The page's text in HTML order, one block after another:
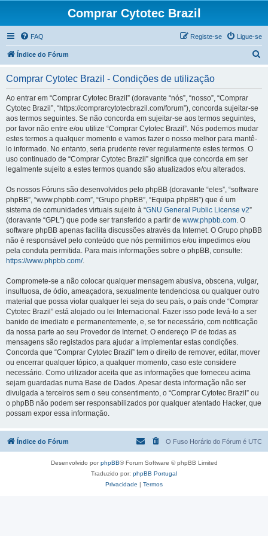
Comprar Cytotec Brazil
FAQ Ligue-se
Registe-se
Índice do Fórum
Comprar Cytotec Brazil - Condições de utilização
Ao entrar em “Comprar Cytotec Brazil” (doravante “nós”, “nosso”, “Comprar
Cytotec Brazil”, “https://comprarcytotecbrazil.com/forum”), concorda sujeitar-se
aos termos seguintes. Se não concorda em sujeitar-se aos termos seguintes,
por favor não entre e/ou utilize “Comprar Cytotec Brazil”. Nós podemos mudar
estes termos a qualquer momento e vamos fazer o nosso melhor para mantê-
lo informado. No entanto, seria prudente rever regularmente estes termos. O
uso continuado de “Comprar Cytotec Brazil” significa que concorda em ser
legalmente sujeito a estes termos quando são atualizados e/ou alterados.
Os nossos Fóruns são desenvolvidos pelo phpBB (doravante “eles”, “software
phpBB”, “www.phpbb.com”, “Grupo phpBB”, “Equipa phpBB”) que é um
sistema de comunidades virtuais sujeito à “GNU General Public License v2”
(doravante “GPL”) que pode ser transferido a partir de www.phpbb.com. O
software phpBB apenas facilita discussões através da Internet. O Grupo phpBB
não é responsável pelo conteúdo que nós permitimos e/ou impedimos e/ou
pela conduta permitida. Para mais informações sobre o phpBB, consulte:
https://www.phpbb.com/.
Compromete-se a não colocar qualquer mensagem abusiva, obscena, vulgar,
insultuosa, de ódio, ameaçadora, sexualmente tendenciosa ou qualquer outro
material que possa violar qualquer lei seja do seu país, o país onde “Comprar
Cytotec Brazil” está alojado ou lei Internacional. Fazer isso pode levá-lo a ser
banido de imediato e permanentemente, e, se for necessário, com notificação
da nossa parte ao seu Provedor de Internet. O endereço IP de todas as
mensagens são registados para ajudar a implementar estas condições.
Concorda que “Comprar Cytotec Brazil” tem o direito de remover, editar, mover
ou encerrar qualquer tópico, a qualquer momento, caso este considere
necessário. Como utilizador aceita que as informações que forneceu acima
sejam guardadas numa Base de Dados. Apesar desta informação não ser
divulgada a terceiros sem o seu consentimento, o “Comprar Cytotec Brazil” ou
o phpBB não podem ser responsabilizados por qualquer atentado Hacker, que
possam expor essa informação.
Índice do Fórum O Fuso Horário do Fórum é UTC
Desenvolvido porphpBB® Forum Software © phpBB Limited
Traduzido por: phpBB Portugal
Privacidade | Termos